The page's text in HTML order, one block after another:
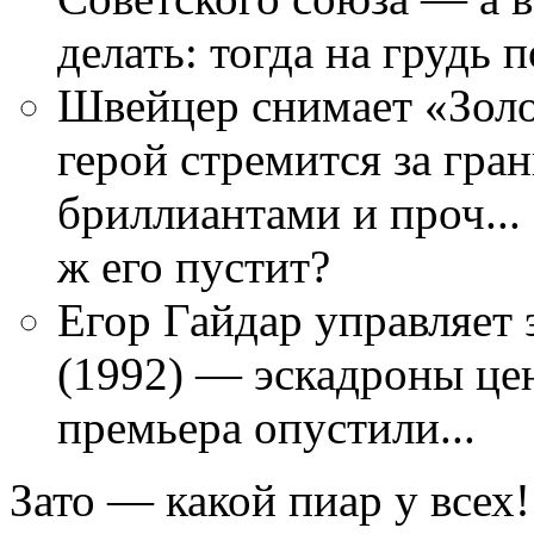
делать: тогда на грудь
Швейцер снимает
герой стремится за
бриллиантами и проч...
ж его пустит?
Егор Гайдар
(1992) — эскадроны
премьера опустили...
Зато — какой пиар у всех!